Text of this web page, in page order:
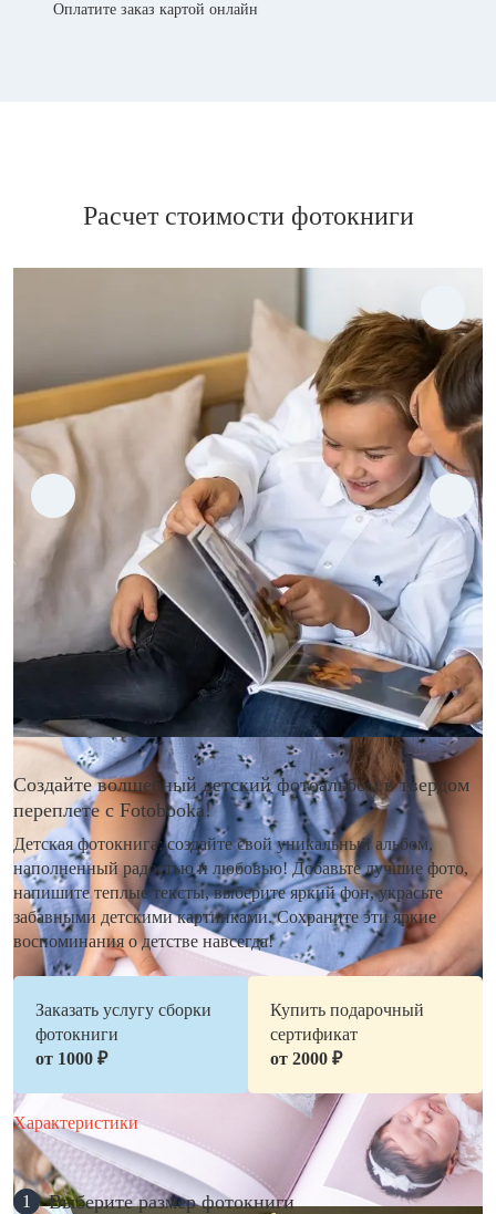
Оплатите заказ картой онлайн
Расчет стоимости фотокниги
Создайте волшебный детский фотоальбом в твердом
переплете с Fotobooka!
Детская фотокнига: создайте свой уникальный альбом,
наполненный радостью и любовью! Добавьте лучшие фото,
напишите теплые тексты, выберите яркий фон, украсьте
забавными детскими картинками. Сохраните эти яркие
воспоминания о детстве навсегда!
Заказать услугу сборки
фотокниги
от 1000 ₽
Купить подарочный
сертификат
от 2000 ₽
Характеристики
1 Выберите размер фотокниги